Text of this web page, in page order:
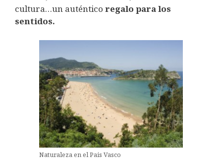
cultura…un auténtico regalo para los
sentidos.
Naturaleza en el Pais Vasco